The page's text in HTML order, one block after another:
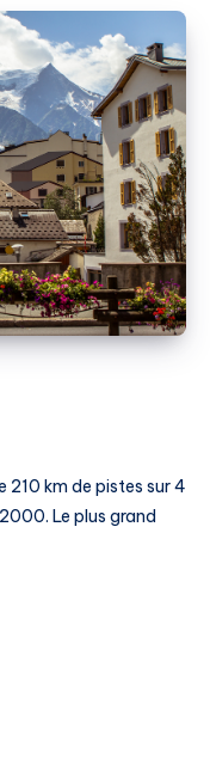
210 km de pistes sur 4
Le plus grand